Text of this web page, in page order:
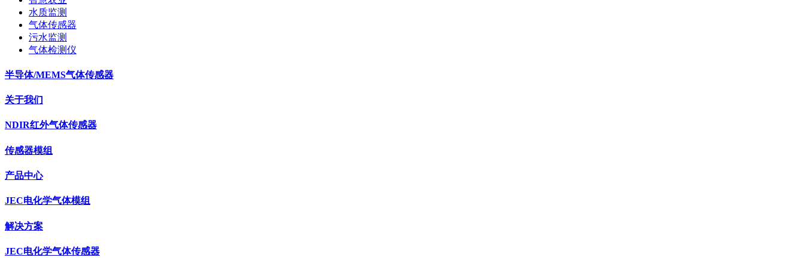
水质监测
气体传感器
污水监测
气体检测仪
半导体/MEMS气体传感器
关于我们
NDIR红外气体传感器
传感器模组
产品中心
JEC电化学气体模组
解决方案
JEC电化学气体传感器